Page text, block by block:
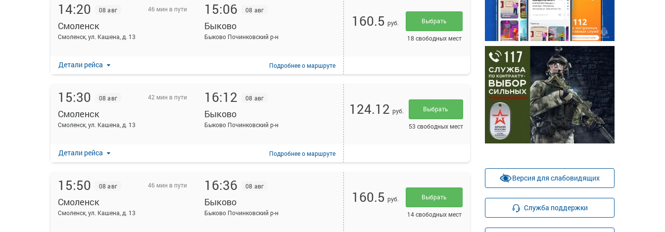
14:20 08 авг 46 мин в пути
Смоленск
Смоленск, ул. Кашена, д. 13
15:06 08 авг
Быково
Быково Починковский р-н
Детали рейса Подробнеео маршруте
160.5 руб. Выбрать
18 свободных мест
15:30 08 авг 42 мин в пути
Смоленск
Смоленск, ул. Кашена, д. 13
16:12 08 авг
Быково
Быково Починковский р-н
Детали рейса Подробнеео маршруте
124.12 руб. Выбрать
53 свободных мест
15:50 08 авг 46 мин в пути
Смоленск
Смоленск, ул. Кашена, д. 13
16:36 08 авг
Быково
Быково Починковский р-н
160.5 руб. Выбрать
14 свободных мест
Версия для слабовидящих
Служба поддержки